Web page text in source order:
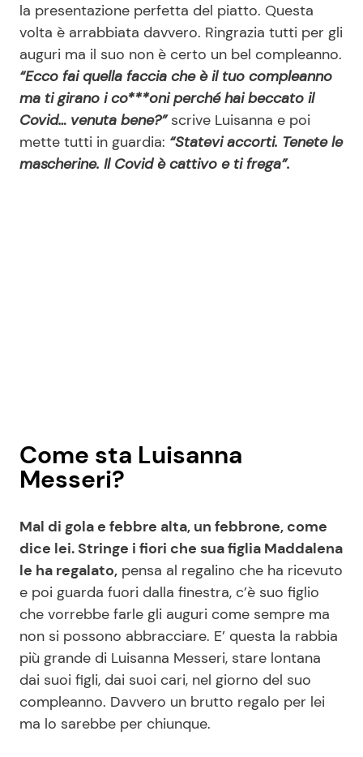
Festività Ricette per Bambini
Seguici
la presentazione perfetta del piatto. Questa
volta è arrabbiata davvero. Ringrazia tutti per gli
auguri ma il suo non è certo un bel compleanno.
“Ecco fai quella faccia che è il tuo compleanno
ma ti girano i co***oni perché hai beccato il
Covid… venuta bene?”scrive Luisanna e poi
mette tutti in guardia: “Statevi accorti. Tenete le
mascherine. Il Covid è cattivo e ti frega”.
Come sta Luisanna
Messeri?
Mal di gola e febbre alta, un febbrone, come
dice lei. Stringe i fiori che sua figlia Maddalena
le ha regalato, pensa al regalino che ha ricevuto
e poi guarda fuori dalla finestra, c’è suo figlio
che vorrebbe farle gli auguri come sempre ma
non si possono abbracciare. E’ questa la rabbia
più grande di Luisanna Messeri, stare lontana
dai suoi figli, dai suoi cari, nel giorno del suo
compleanno. Davvero un brutto regalo per lei
ma lo sarebbe per chiunque.